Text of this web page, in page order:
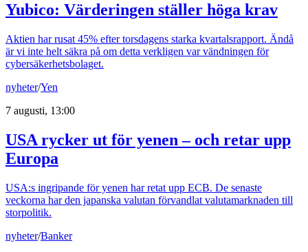
Yubico: Värderingen ställer höga krav
Aktien har rusat 45% efter torsdagens starka kvartalsrapport. Ändå
är vi inte helt säkra på om detta verkligen var vändningen för
cybersäkerhetsbolaget.
nyheter/Yen
7 augusti, 13:00
USA rycker ut för yenen – och retar upp
Europa
USA:s ingripande för yenen har retat upp ECB. De senaste
veckorna har den japanska valutan förvandlat valutamarknaden till
storpolitik.
nyheter/Banker